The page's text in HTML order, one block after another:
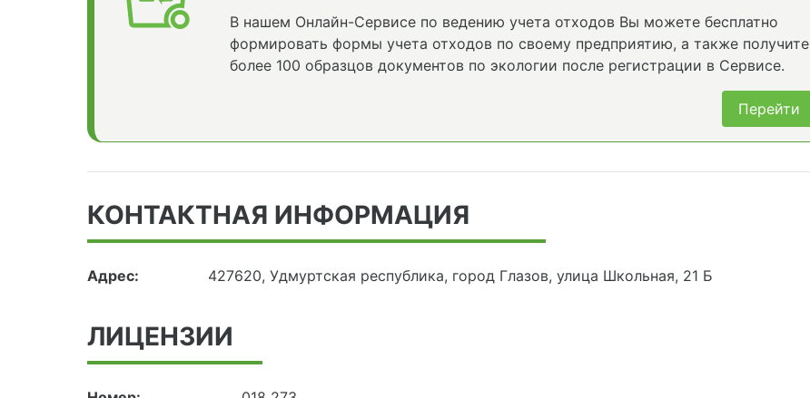
В нашем Онлайн-Сервисе по ведению учета отходов Вы можете бесплатно
формировать формы учета отходов по своему предприятию, а также получите
более 100 образцов документов по экологии после регистрации в Сервисе.
Перейти
КОНТАКТНАЯ ИНФОРМАЦИЯ
Адрес: 427620, Удмуртская республика, город Глазов, улица Школьная, 21 Б
ЛИЦЕНЗИИ